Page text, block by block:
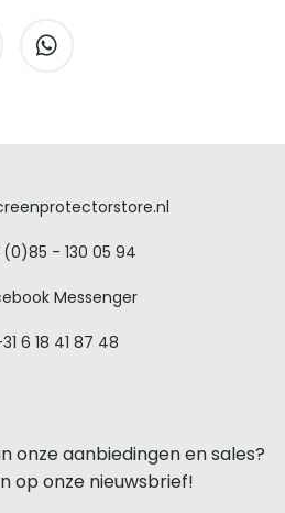
(0)85 - 130 05 94
Messenger
6 18 41 87 48
onze aanbiedingen en sales?
op onze nieuwsbrief!